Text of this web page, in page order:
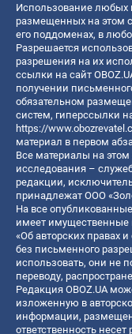
Использование любых
размещенных на этом
его поддоменах, в
Разрешается
разрешения на их
ссылки на сайт
получении
обязательном
систем, гиперссылки
https://
материал в первом
Все материалы на этом
исследования –
редакции,
принадлежат ООО
На все
имеет
«Об авторских правах
без письменного
использовать, они не
переводу,
Редакция OBOZ.UA
изложенную в
информации,
ответственность